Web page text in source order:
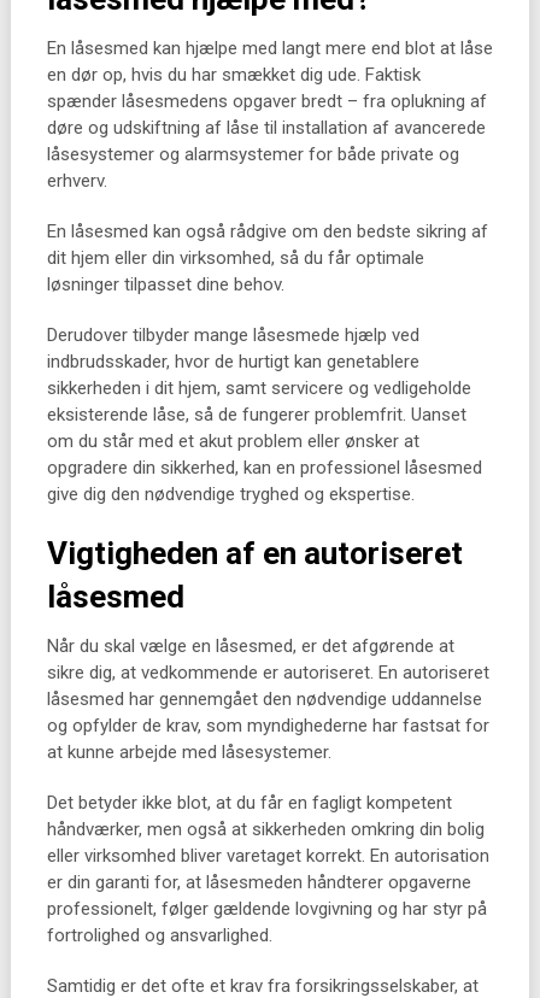
En låsesmed kan hjælpe med langt mere end blot at låse
en dør op, hvis du har smækket dig ude. Faktisk
spænder låsesmedens opgaver bredt – fra oplukning af
døre og udskiftning af låse til installation af avancerede
låsesystemer og alarmsystemer for både private og
erhverv.
En låsesmed kan også rådgive om den bedste sikring af
dit hjem eller din virksomhed, så du får optimale
løsninger tilpasset dine behov.
Derudover tilbyder mange låsesmede hjælp ved
indbrudsskader, hvor de hurtigt kan genetablere
sikkerheden i dit hjem, samt servicere og vedligeholde
eksisterende låse, så de fungerer problemfrit. Uanset
om du står med et akut problem eller ønsker at
opgradere din sikkerhed, kan en professionel låsesmed
give dig den nødvendige tryghed og ekspertise.
Vigtigheden af en autoriseret
låsesmed
Når du skal vælge en låsesmed, er det afgørende at
sikre dig, at vedkommende er autoriseret. En autoriseret
låsesmed har gennemgået den nødvendige uddannelse
og opfylder de krav, som myndighederne har fastsat for
at kunne arbejde med låsesystemer.
Det betyder ikke blot, at du får en fagligt kompetent
håndværker, men også at sikkerheden omkring din bolig
eller virksomhed bliver varetaget korrekt. En autorisation
er din garanti for, at låsesmeden håndterer opgaverne
professionelt, følger gældende lovgivning og har styr på
fortrolighed og ansvarlighed.
Samtidig er det ofte et krav fra forsikringsselskaber, at